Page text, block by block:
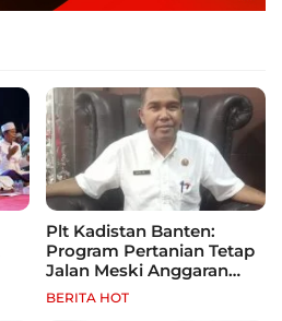
Plt Kadistan Banten:
Program Pertanian Tetap
Jalan Meski Anggaran
Terbatas, Fokus Jagung
hingga Tebu
BERITA HOT